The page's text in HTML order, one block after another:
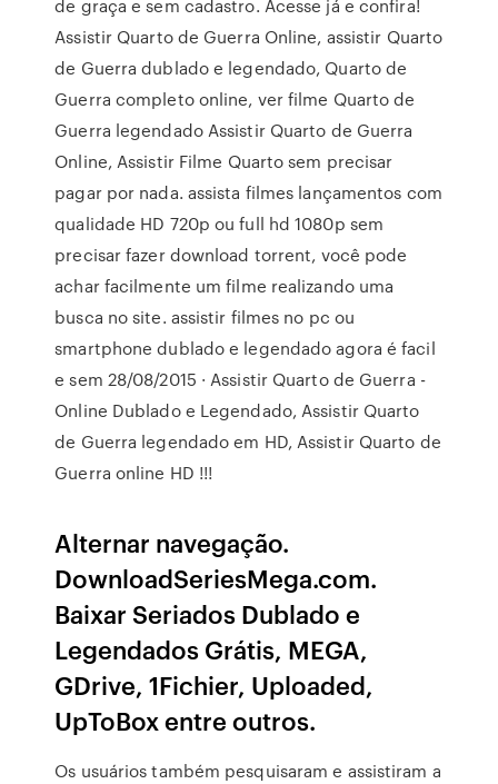
de graça e sem cadastro. Acesse já e confira!
Assistir Quarto de Guerra Online, assistir Quarto
de Guerra dublado e legendado, Quarto de
Guerra completo online, ver filme Quarto de
Guerra legendado Assistir Quarto de Guerra
Online, Assistir Filme Quarto sem precisar
pagar por nada. assista filmes lançamentos com
qualidade HD 720p ou full hd 1080p sem
precisar fazer download torrent, você pode
achar facilmente um filme realizando uma
busca no site. assistir filmes no pc ou
smartphone dublado e legendado agora é facil
e sem 28/08/2015 · Assistir Quarto de Guerra -
Online Dublado e Legendado, Assistir Quarto
de Guerra legendado em HD, Assistir Quarto de
Guerra online HD !!!
Alternar navegação.
DownloadSeriesMega.com.
Baixar Seriados Dublado e
Legendados Grátis, MEGA,
GDrive, 1Fichier, Uploaded,
UpToBox entre outros.
Os usuários também pesquisaram e assistiram a